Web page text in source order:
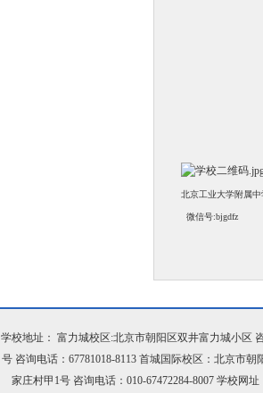
北京工业大学附属中
微信号:bjgdfz
学校地址： 富力城校区:北京市朝阳区双井富力城小区
号 咨询电话：67781018-8113 首城国际校区：北京市
家庄村甲1号 咨询电话：010-67472284-8007 学校网